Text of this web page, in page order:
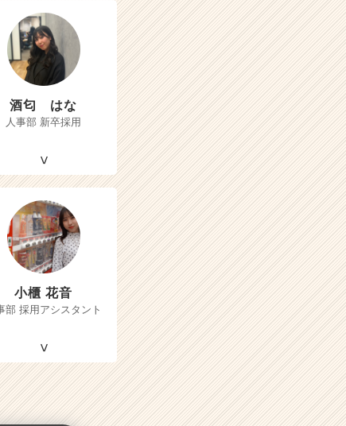
酒匂 はな
人事部 新卒採用
小櫃 花音
部 採用アシスタント